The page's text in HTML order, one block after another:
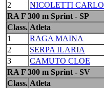
2
NICOLETTI CARLO
RA F 300 m Sprint - SP
Class. Atleta
1
RAGA MAINA
2
SERPA ILARIA
3
CAMUTO CLOE
RA F 300 m Sprint - SV
Class. Atleta